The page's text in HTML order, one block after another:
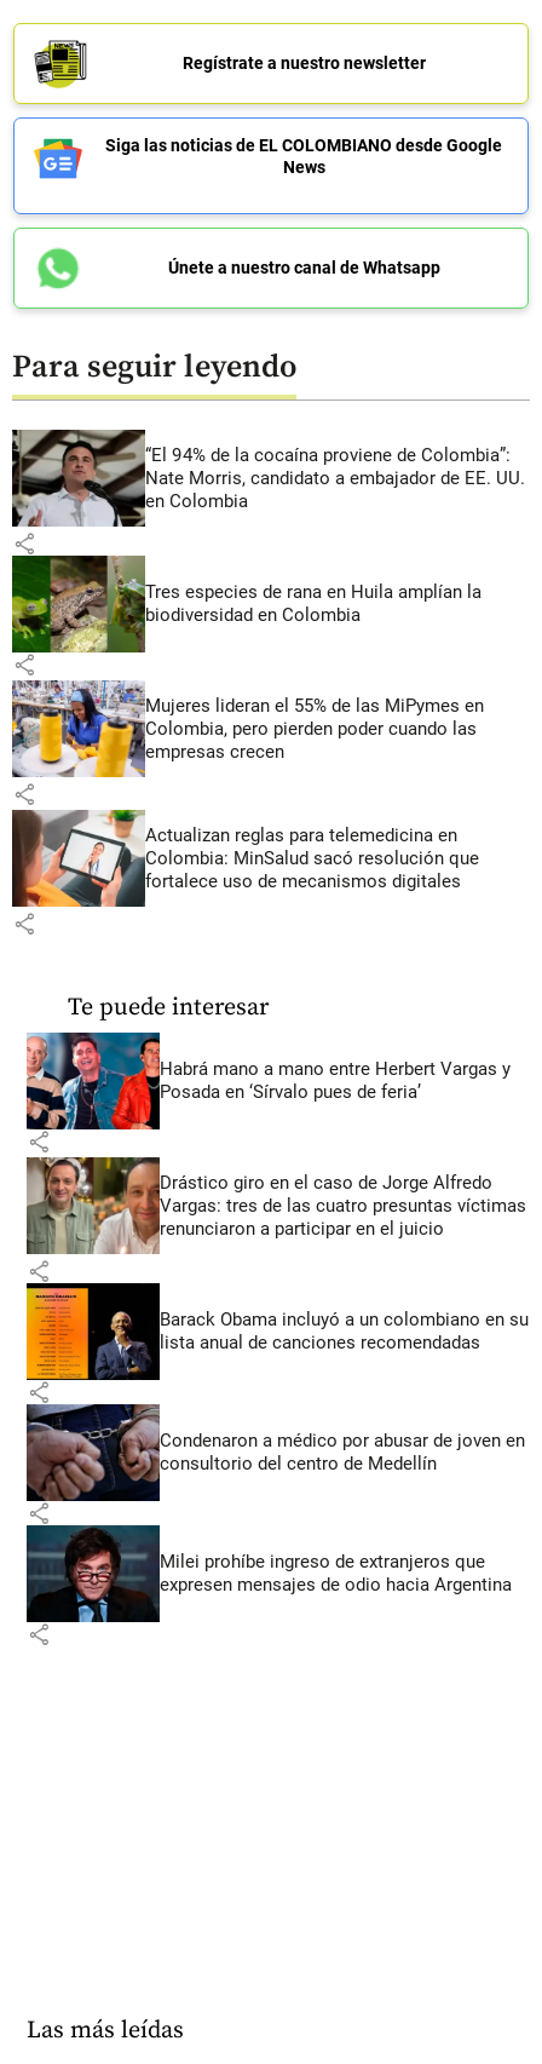
Regístrate a nuestro newsletter
Siga las noticias de EL COLOMBIANO desde Google
News
Únete a nuestro canal de Whatsapp
Para seguir leyendo
“El 94% de la cocaína proviene de Colombia”:
Nate Morris, candidato a embajador de EE. UU.
en Colombia
share
Tres especies de rana en Huila amplían la
biodiversidad en Colombia
share
Mujeres lideran el 55% de las MiPymes en
Colombia, pero pierden poder cuando las
empresas crecen
share
Actualizan reglas para telemedicina en
Colombia: MinSalud sacó resolución que
fortalece uso de mecanismos digitales
share
Te puede interesar
Habrá mano a mano entre Herbert Vargas y
Posada en ‘Sírvalo pues de feria’
share
Drástico giro en el caso de Jorge Alfredo
Vargas: tres de las cuatro presuntas víctimas
renunciaron a participar en el juicio
share
Barack Obama incluyó a un colombiano en su
lista anual de canciones recomendadas
share
Condenaron a médico por abusar de joven en
consultorio del centro de Medellín
share
Milei prohíbe ingreso de extranjeros que
expresen mensajes de odio hacia Argentina
share
Las más leídas